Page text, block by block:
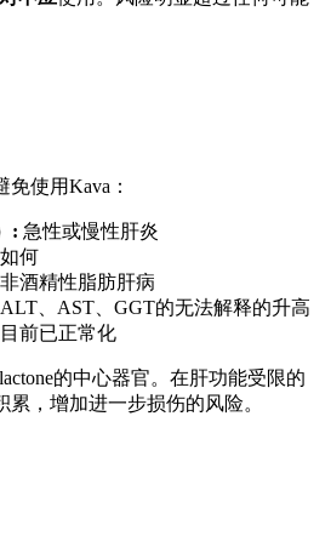
使用Kava：
: 急性或慢性肝炎
何
酒精性脂肪肝病
ALT、AST、GGT的无法解释的升高
前已正常化
的中心器官。在肝功能受限的
，增加进一步损伤的风险。